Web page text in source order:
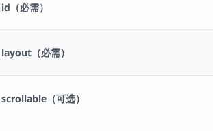
id（必需）
layout（必需）
scrollable（可选）